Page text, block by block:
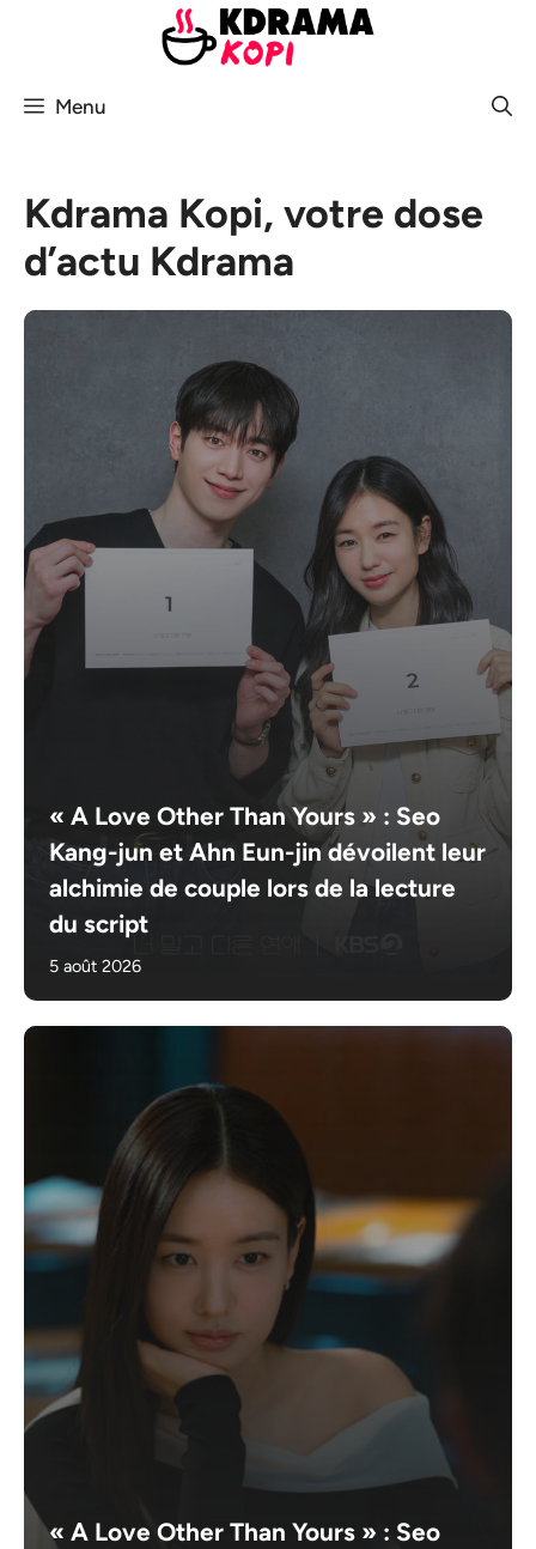
Menu
Kdrama Kopi, votre dose
d’actu Kdrama
« A Love Other Than Yours » : Seo
Kang-jun et Ahn Eun-jin dévoilent leur
alchimie de couple lors de la lecture
du script
5 août 2026
« A Love Other Than Yours » : Seo